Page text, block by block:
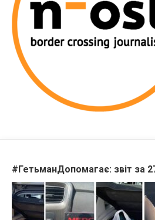
#ГетьманДопомагає: звіт за